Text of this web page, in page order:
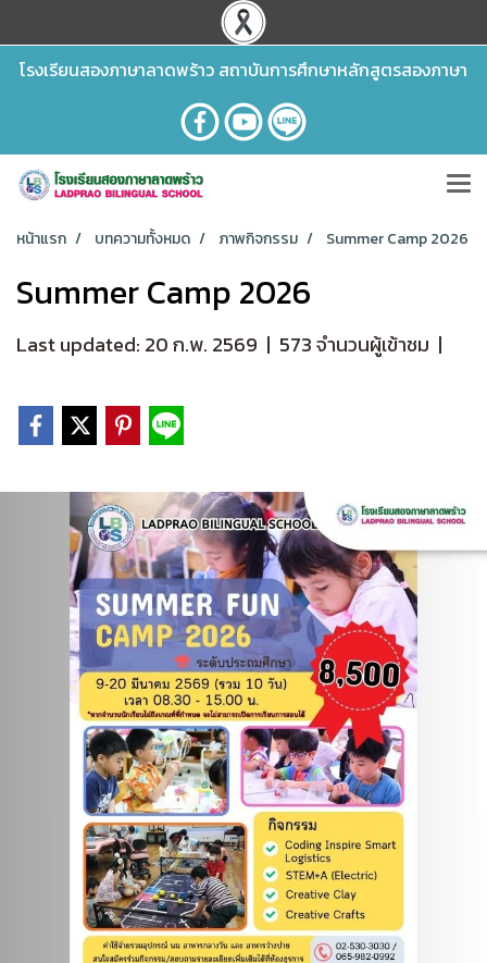
โรงเรียนสองภาษาลาดพร้าว สถาบันการศึกษาหลักสูตรสองภาษา
หน้าแรก บทความทั้งหมด ภาพกิจกรรม Summer Camp 2026
Summer Camp 2026
Last updated: 20 ก.พ. 2569 | 573 จำนวนผู้เข้าชม |